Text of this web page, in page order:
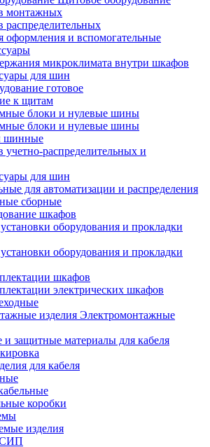
монтажных
распределительных
оформления и вспомогательные
микроклимата внутри шкафов
для шин
готовое
к щитам
блоки и нулевые шины
блоки и нулевые шины
шинные
учетно-распределительных и
для шин
для автоматизации и распределения
сборные
шкафов
оборудования и прокладки
оборудования и прокладки
шкафов
электрических шкафов
Электромонтажные
защитные материалы для кабеля
для кабеля
коробки
изделия
СИП